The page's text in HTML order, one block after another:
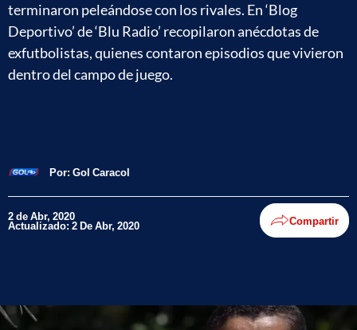
terminaron peleándose con los rivales. En ‘Blog
Deportivo’ de ‘Blu Radio’ recopilaron anécdotas de
exfutbolistas, quienes contaron episodios que vivieron
dentro del campo de juego.
Por: Gol Caracol
2 de Abr, 2020
Actualizado: 2 De Abr, 2020 Compartir